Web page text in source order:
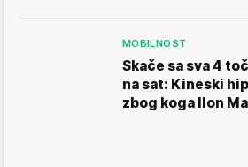
MOBILNOST
Skače sa sva 4
na sat: Kineski
zbog koga Ilon